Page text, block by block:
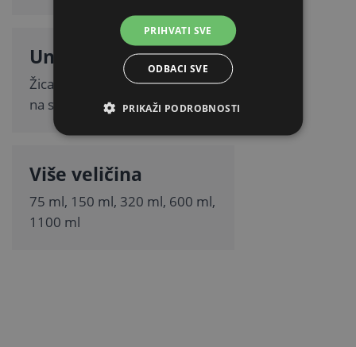
Univerzalna izvedba
Žica omogućuje pričvršćivanje
na sve vrste kaveza.
Više veličina
75 ml, 150 ml, 320 ml, 600 ml,
1100 ml
PRIHVATI SVE
ODBACI SVE
PRIKAŽI PODROBNOSTI